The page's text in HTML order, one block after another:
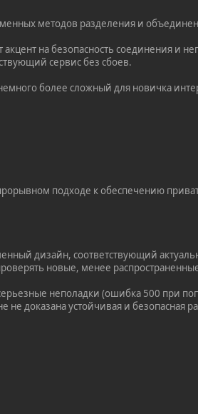
методов разделения и
акцент на безопасность соединения и
сервис без сбоев.
более сложный для новичка
подходе к обеспечению
дизайн, соответствующий
новые, менее
неполадки (ошибка 500 при
не доказана устойчивая и